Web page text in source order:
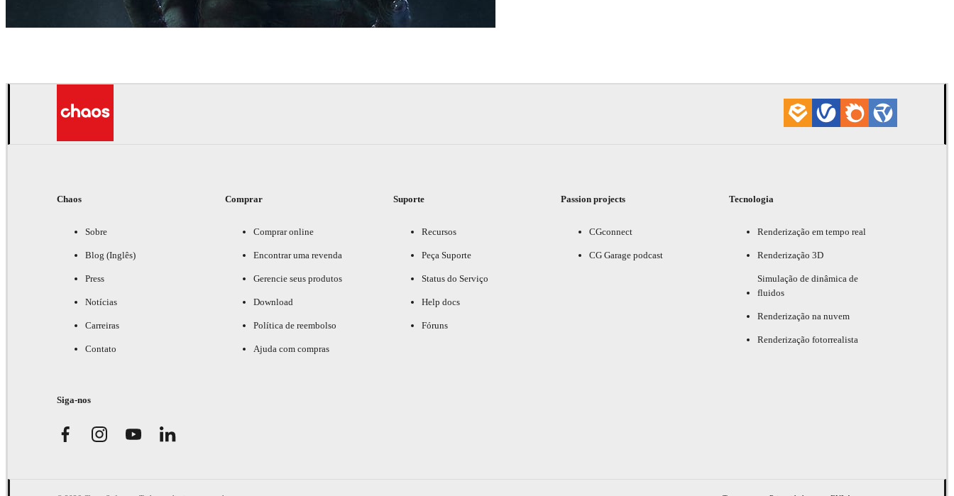
Chaos
Sobre
Blog (Inglês)
Press
Notícias
Carreiras
Contato
Comprar
Comprar online
Encontrar uma revenda
Gerencie seus produtos
Download
Política de reembolso
Ajuda com compras
Suporte
Recursos
Peça Suporte
Status do Serviço
Help docs
Fóruns
Passion projects
CGconnect
CG Garage podcast
Tecnologia
Renderização em tempo real
Renderização 3D
Simulação de dinâmica de
fluidos
Renderização na nuvem
Renderização fotorrealista
Siga-nos